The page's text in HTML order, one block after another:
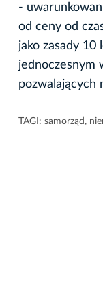
-
od ceny od
jako zasady 10
jednoczesnym
pozwalających
TAGI: samorząd ,